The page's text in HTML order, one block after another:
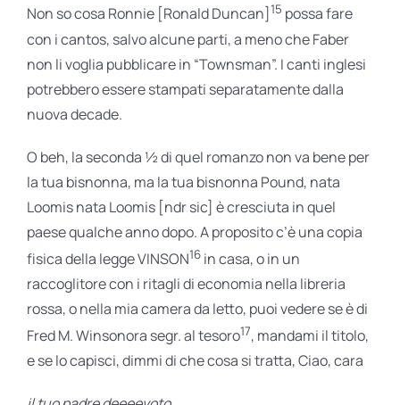
Non so cosa Ronnie [Ronald Duncan] 15 possa fare
con i cantos, salvo alcune parti, a meno che Faber
non li voglia pubblicare in “Townsman”. I canti inglesi
potrebbero essere stampati separatamente dalla
nuova decade.
O beh, la seconda ½ di quel romanzo non va bene per
la tua bisnonna, ma la tua bisnonna Pound, nata
Loomis nata Loomis [ndr sic] è cresciuta in quel
paese qualche anno dopo. A proposito c’è una copia
fisica della legge VINSON16 in casa, o in un
raccoglitore con i ritagli di economia nella libreria
rossa, o nella mia camera da letto, puoi vedere se è di
Fred M. Winsonora segr. al tesoro17, mandami il titolo,
e se lo capisci, dimmi di che cosa si tratta, Ciao, cara